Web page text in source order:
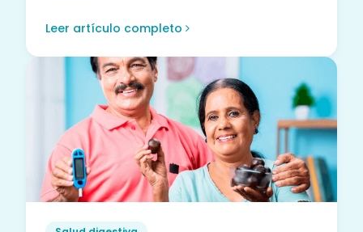
Leer artículo completo